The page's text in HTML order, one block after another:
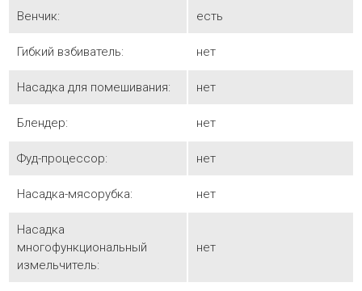
Венчик: есть
Гибкий взбиватель: нет
Насадка для помешивания: нет
Блендер: нет
Фуд-процессор: нет
Насадка-мясорубка: нет
Насадка
многофункциональный
измельчитель:
нет